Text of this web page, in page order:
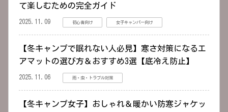
て楽しむための完全ガイド
2025.11.09 初心者向け 女子キャンパー向け
【冬キャンプで眠れない人必見】寒さ対策になるエ
アマットの選び方＆おすすめ3選【底冷え防止】
2025.11.06 雨・虫・トラブル対策
【冬キャンプ女子】おしゃれ＆暖かい防寒ジャケッ